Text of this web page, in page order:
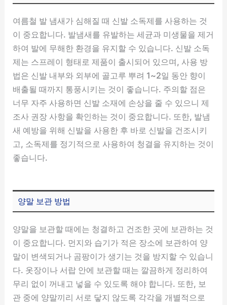
여름철 발 냄새가 심해질 때 신발 소독제를 사용하는 것
이 중요합니다. 발냄새를 유발하는 세균과 미생물을 제거
하여 발에 무해한 환경을 유지할 수 있습니다. 신발 소독
제는 스프레이 형태로 제품이 출시되어 있으며, 사용 방
법은 신발 내부와 외부에 골고루 뿌려 1~2일 동안 향이
배출될 때까지 통풍시키는 것이 좋습니다. 주의할 점은
너무 자주 사용하면 신발 소재에 손상을 줄 수 있으니 제
조사 권장 사항을 확인하는 것이 중요합니다. 또한, 발냄
새 예방을 위해 신발을 사용한 후 바로 신발을 건조시키
고, 소독제를 정기적으로 사용하여 청결을 유지하는 것이
좋습니다.
양말 보관 방법
양말을 보관할 때에는 청결하고 건조한 곳에 보관하는 것
이 중요합니다. 먼지와 습기가 적은 장소에 보관하여 양
말이 변색되거나 곰팡이가 생기는 것을 방지할 수 있습니
다. 옷장이나 서랍 안에 보관할 때는 깔끔하게 정리하여
무리 없이 꺼내고 넣을 수 있도록 해야 합니다. 또한, 보
관 중에 양말끼리 서로 닿지 않도록 각각을 개별적으로